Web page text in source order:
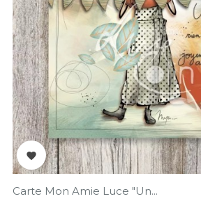

Carte Mon Amie Luce "Un...